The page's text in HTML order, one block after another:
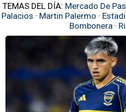
TEMAS DEL DÍA: Mercado De
Palacios · Martin Palermo ·
Bombonera ·